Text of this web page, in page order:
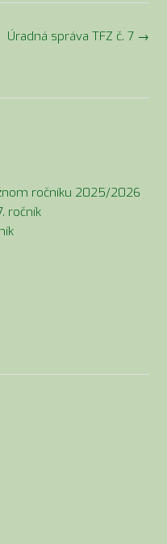
Úradná správa TFZ č. 7 →
ročníku 2025/2026
ročník